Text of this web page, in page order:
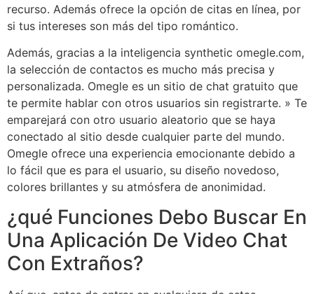
recurso. Además ofrece la opción de citas en línea, por
si tus intereses son más del tipo romántico.
Además, gracias a la inteligencia synthetic omegle.com,
la selección de contactos es mucho más precisa y
personalizada. Omegle es un sitio de chat gratuito que
te permite hablar con otros usuarios sin registrarte. » Te
emparejará con otro usuario aleatorio que se haya
conectado al sitio desde cualquier parte del mundo.
Omegle ofrece una experiencia emocionante debido a
lo fácil que es para el usuario, su diseño novedoso,
colores brillantes y su atmósfera de anonimidad.
¿qué Funciones Debo Buscar En
Una Aplicación De Video Chat
Con Extraños?